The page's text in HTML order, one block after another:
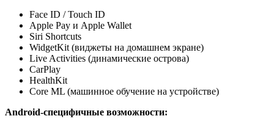
Face ID / Touch ID
Apple Pay и Apple Wallet
Siri Shortcuts
WidgetKit (виджеты на домашнем экране)
Live Activities (динамические острова)
CarPlay
HealthKit
Core ML (машинное обучение на устройстве)
Android-специфичные возможности: